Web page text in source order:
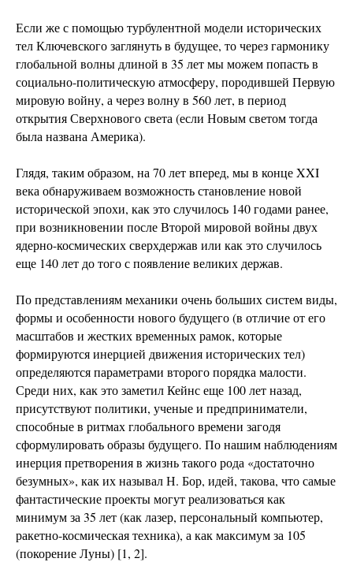
Если же с помощью турбулентной модели исторических
тел Ключевского заглянуть в будущее, то через гармонику
глобальной волны длиной в 35 лет мы можем попасть в
социально-политическую атмосферу, породившей Первую
мировую войну, а через волну в 560 лет, в период
открытия Сверхнового света (если Новым светом тогда
была названа Америка).
Глядя, таким образом, на 70 лет вперед, мы в конце XXI
века обнаруживаем возможность становление новой
исторической эпохи, как это случилось 140 годами ранее,
при возникновении после Второй мировой войны двух
ядерно-космических сверхдержав или как это случилось
еще 140 лет до того с появление великих держав.
По представлениям механики очень больших систем виды,
формы и особенности нового будущего (в отличие от его
масштабов и жестких временных рамок, которые
формируются инерцией движения исторических тел)
определяются параметрами второго порядка малости.
Среди них, как это заметил Кейнс еще 100 лет назад,
присутствуют политики, ученые и предприниматели,
способные в ритмах глобального времени загодя
сформулировать образы будущего. По нашим наблюдениям
инерция претворения в жизнь такого рода «достаточно
безумных», как их называл Н. Бор, идей, такова, что самые
фантастические проекты могут реализоваться как
минимум за 35 лет (как лазер, персональный компьютер,
ракетно-космическая техника), а как максимум за 105
(покорение Луны) [1, 2].